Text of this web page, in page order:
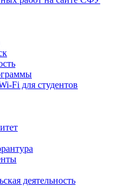
Fi для студентов
деятельность